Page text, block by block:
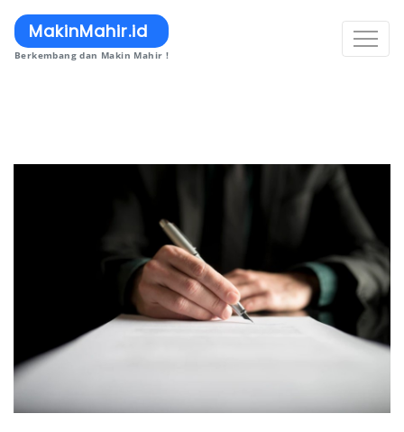
MakinMahir.id
Berkembang dan Makin Mahir !